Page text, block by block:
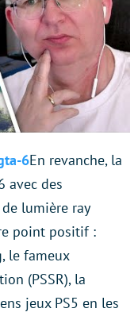
6En revanche, la
avec des
lumière ray
point positif :
le fameux
(PSSR), la
jeux PS5 en les